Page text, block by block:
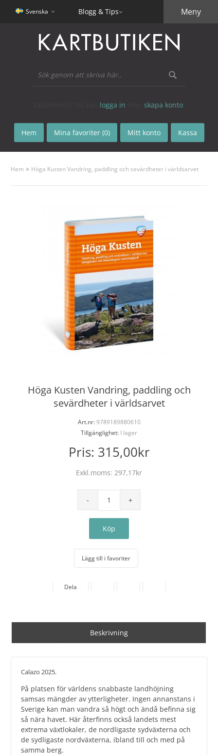
Svenska Blogg & Tips
logga in skapa konto
Hem Mina favoriter (0) Mitt konto Kassa
Meny
Hem » Höga Kusten Vandring, paddling och sevärdheter i världsarvet
Höga Kusten Vandring, paddling och
sevärdheter i världsarvet
Art.nr:9789189880610
Tillgänglighet: I lager
Pris: 315,00kr
Exkl.moms: 297,17kr
Lägg till i favoriter
Dela
Beskrivning
Calazo 2025.
På platsen för världens snabbaste landhöjning
samsas mängder av ytterligheter. Ingen annanstans i
Sverige kan man vandra så högt och ändå befinna sig
så nära havet. Här återfinns också landets mest
extrema växtlokaler, de nordligaste sydväxterna och
de sydligaste nordväxterna, ibland till och med på
samma berg.